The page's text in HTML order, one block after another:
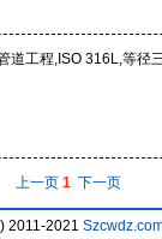
道工程,ISO 316L,等径
上一页 1 下一页
2011-2021